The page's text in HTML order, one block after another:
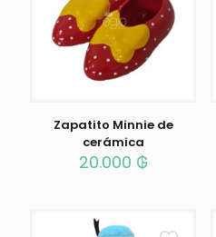
Zapatito Minnie de
cerámica
20.000 ₲